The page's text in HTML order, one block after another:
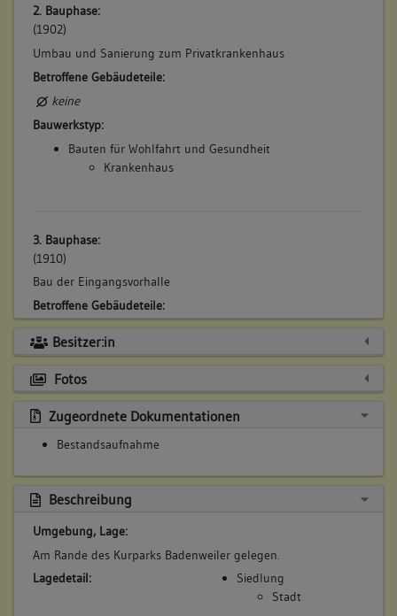
2. Bauphase:
(1902)
Umbau und Sanierung zum Privatkrankenhaus
Betroffene Gebäudeteile:
keine
Bauwerkstyp:
Bauten für Wohlfahrt und Gesundheit
Krankenhaus
3. Bauphase:
(1910)
Bau der Eingangsvorhalle
Betroffene Gebäudeteile:
Anbau
4. Bauphase:
(1935)
Umbau, Veränderung der Hauptfassade
keine
Besitzer:in
Fotos
Zugeordnete Dokumentationen
Bestandsaufnahme
Beschreibung
Umgebung, Lage:
Am Rande des Kurparks Badenweiler gelegen.
Lagedetail:
Siedlung
Stadt